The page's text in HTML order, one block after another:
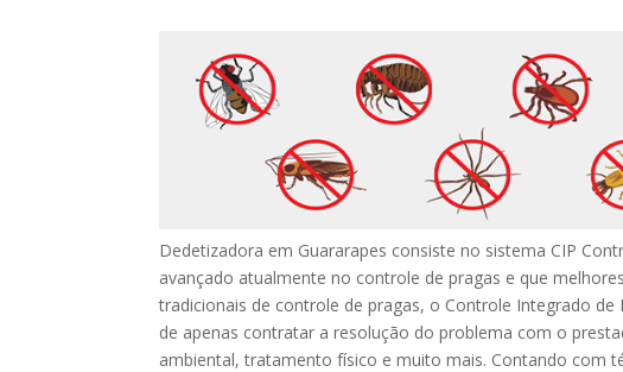
Dedetizadora em Guararapes consiste no sistema CIP
avançado atualmente no controle de pragas e que
tradicionais de controle de pragas, o Controle Integrado
de apenas contratar a resolução do problema com o
ambiental, tratamento físico e muito mais. Contando com